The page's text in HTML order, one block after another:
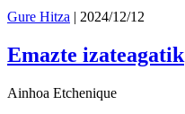
Gure Hitza | 2024/12/12
Emazte izateagatik
Ainhoa Etchenique